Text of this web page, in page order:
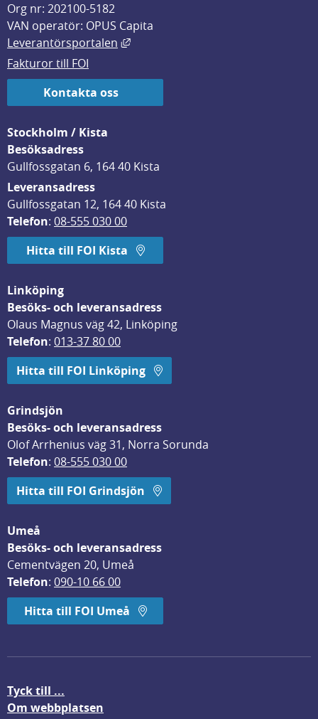
Org nr: 202100-5182
VAN operatör: OPUS Capita
Leverantörsportalen
Länk till annan webbplats, öppnas
Fakturor till FOI
Kontakta oss
Stockholm / Kista
Besöksadress
Gullfossgatan 6, 164 40 Kista
Leveransadress
Gullfossgatan 12, 164 40 Kista
Telefon: 08-555 030 00
Hitta till FOI Kista
Linköping
Besöks- och leveransadress
Olaus Magnus väg 42, Linköping
Telefon: 013-37 80 00
Hitta till FOI Linköping
Grindsjön
Besöks- och leveransadress
Olof Arrhenius väg 31, Norra Sorunda
Telefon: 08-555 030 00
Hitta till FOI Grindsjön
Umeå
Besöks- och leveransadress
Cementvägen 20, Umeå
Telefon: 090-10 66 00
Hitta till FOI Umeå
Tyck till ...
Om webbplatsen